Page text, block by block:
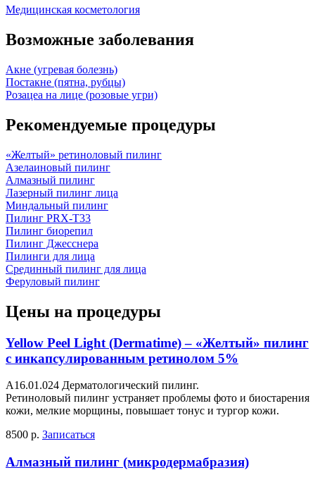
Медицинская косметология
Возможные заболевания
Акне (угревая болезнь)
Постакне (пятна, рубцы)
Розацеа на лице (розовые угри)
Рекомендуемые процедуры
«Желтый» ретиноловый пилинг
Азелаиновый пилинг
Алмазный пилинг
Лазерный пилинг лица
Миндальный пилинг
Пилинг PRX-T33
Пилинг биорепил
Пилинг Джесснера
Пилинги для лица
Срединный пилинг для лица
Феруловый пилинг
Цены на процедуры
Yellow Peel Light (Dermatime) – «Желтый» пилинг
с инкапсулированным ретинолом 5%
A16.01.024 Дерматологический пилинг.
Ретиноловый пилинг устраняет проблемы фото и биостарения
кожи, мелкие морщины, повышает тонус и тургор кожи.
8500 р. Записаться
Алмазный пилинг (микродермабразия)